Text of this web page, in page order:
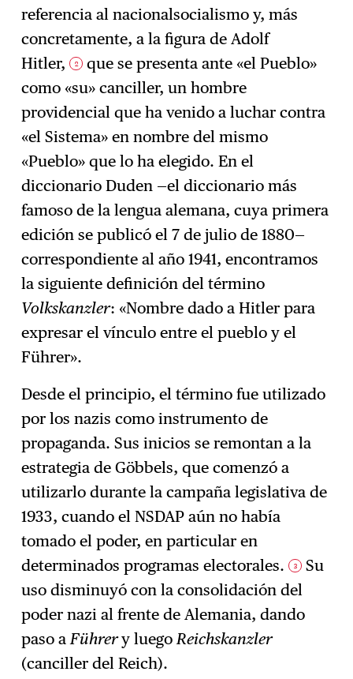
referencia al nacionalsocialismo y, más
concretamente, a la figura de Adolf
Hitler, 2
que se presenta ante «el Pueblo»
como «su» canciller, un hombre
providencial que ha venido a luchar contra
«el Sistema» en nombre del mismo
«Pueblo» que lo ha elegido. En el
diccionario Duden —el diccionario más
famoso de la lengua alemana, cuya primera
edición se publicó el 7 de julio de 1880—
correspondiente al año 1941, encontramos
la siguiente definición del término
Volkskanzler: «Nombre dado a Hitler para
expresar el vínculo entre el pueblo y el
Führer».
Desde el principio, el término fue utilizado
por los nazis como instrumento de
propaganda. Sus inicios se remontan a la
estrategia de Göbbels, que comenzó a
utilizarlo durante la campaña legislativa de
1933, cuando el NSDAP aún no había
tomado el poder, en particular en
determinados programas electorales. 3
Su
uso disminuyó con la consolidación del
poder nazi al frente de Alemania, dando
paso aFührery luegoReichskanzler
(canciller del Reich).